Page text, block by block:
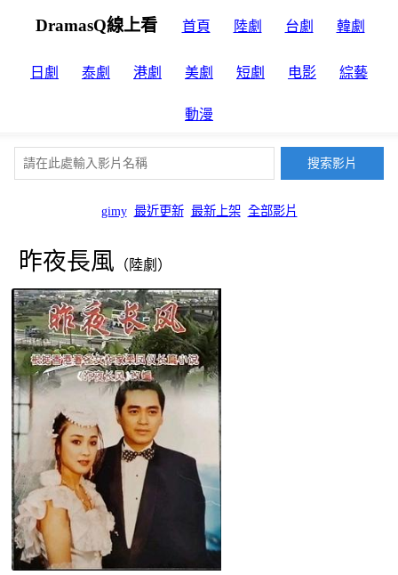
DramasQ線上看 首頁 陸劇 台劇 韓劇
日劇 泰劇 港劇 美劇 短劇 电影 綜藝
動漫
gimy 最近更新 最新上架 全部影片
昨夜長風 （陸劇）